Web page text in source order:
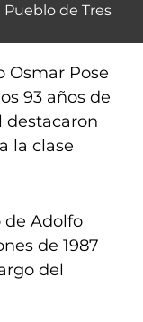
Pueblo de Tres
Osmar Pose
93 años de
destacaron
la clase
de Adolfo
de 1987
del